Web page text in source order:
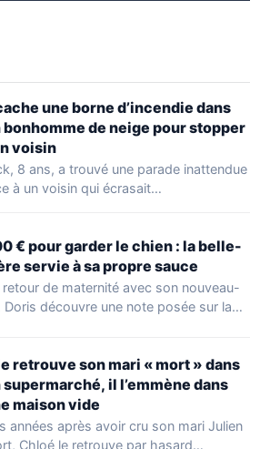
une borne d’incendie dans
bonhomme de neige pour stopper
voisin
8 ans, a trouvé une parade inattendue
à un voisin qui écrasait…
€ pour garder le chien : la belle-
servie à sa propre sauce
retour de maternité avec son nouveau-
Doris découvre une note posée sur la…
retrouve son mari « mort » dans
supermarché, il l’emmène dans
maison vide
années après avoir cru son mari Julien
Chloé le retrouve par hasard…